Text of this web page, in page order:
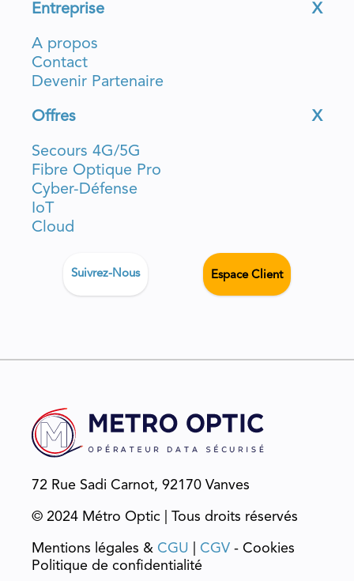
Entreprise X
A propos
Contact
Devenir Partenaire
Offres X
Secours 4G/5G
Fibre Optique Pro
Cyber-Défense
IoT
Cloud
Suivrez-Nous Espace Client
72 Rue Sadi Carnot, 92170 Vanves
© 2024 Métro Optic | Tous droits réservés
Mentions légales & CGU CGV - Cookies
Politique de confidentialité